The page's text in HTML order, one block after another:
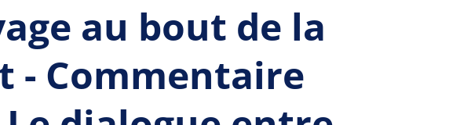
au bout de la
- Commentaire